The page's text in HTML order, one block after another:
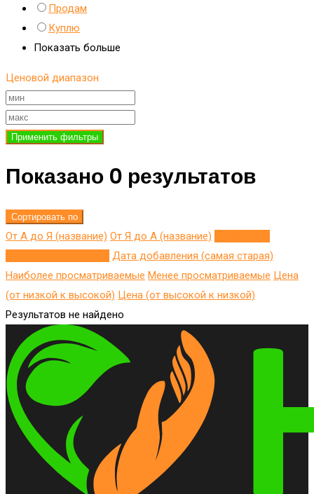
Продам
Куплю
Показать больше
Ценовой диапазон
Применить фильтры
Показано 0 результатов
Сортировать по
От А до Я (название) От Я до A (название)
Дата добавления (самая старая)
Наиболее просматриваемые Менее просматриваемые Цена
(от низкой к высокой) Цена (от высокой к низкой)
Результатов не найдено